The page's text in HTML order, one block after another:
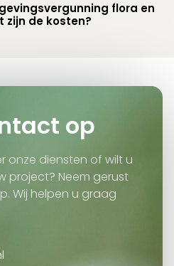
flora en
zijn de kosten?
op
onze diensten of wilt u
project? Neem gerust
Wij helpen u graag